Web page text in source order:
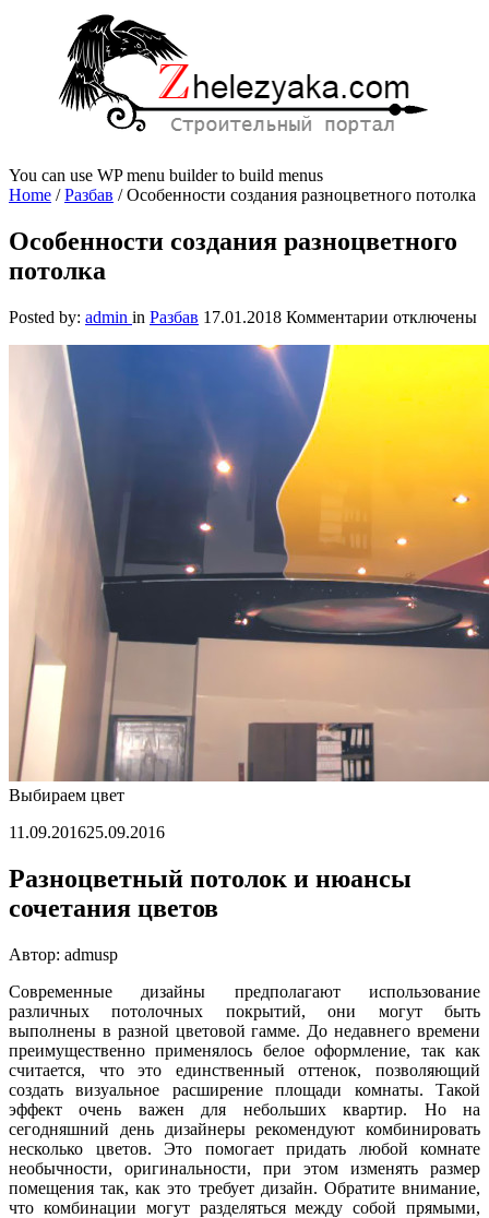
You can use WP menu builder to build menus
Home /Разбав /Особенности создания разноцветного потолка
Особенности создания разноцветного
потолка
Posted by: admin in Разбав 17.01.2018 Комментарии к
создания
отключены
Выбираем цвет
11.09.201625.09.2016
Разноцветный потолок и нюансы
сочетания цветов
Автор: admusp
Современные дизайны предполагают использование
различных потолочных покрытий, они могут быть
выполнены в разной цветовой гамме. До недавнего времени
преимущественно применялось белое оформление, так как
считается, что это единственный оттенок, позволяющий
создать визуальное расширение площади комнаты. Такой
эффект очень важен для небольших квартир. Но на
сегодняшний день дизайнеры рекомендуют комбинировать
несколько цветов. Это помогает придать любой комнате
необычности, оригинальности, при этом изменять размер
помещения так, как это требует дизайн. Обратите внимание,
что комбинации могут разделяться между собой прямыми,